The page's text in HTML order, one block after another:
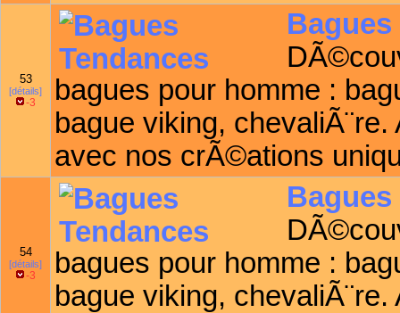
53
[détails]
-3
Bagues
bagues pour homme :
bague viking,
avec nos crÃ©ations
54
[détails]
-3
Bagues
bagues pour homme :
bague viking,